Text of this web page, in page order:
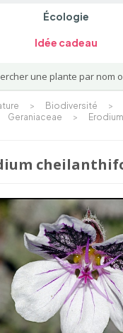
Écologie
Idée cadeau
une plante par nom
> Biodiversité >
Geraniaceae > Erodium